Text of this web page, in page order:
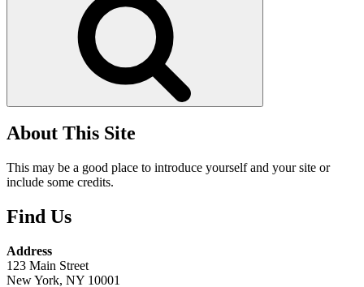
About This Site
This may be a good place to introduce yourself and your site or
include some credits.
Find Us
Address
123 Main Street
New York, NY 10001